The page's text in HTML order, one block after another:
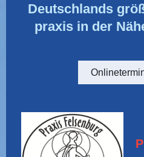
Deutschlands
praxis in der